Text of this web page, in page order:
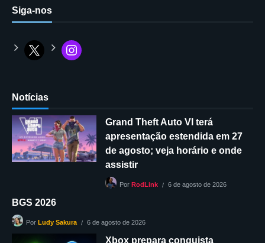
Siga-nos
Notícias
Grand Theft Auto VI terá
apresentação estendida em 27
de agosto; veja horário e onde
assistir
Por RodLink 6 de agosto de 2026
BGS 2026
Por Ludy Sakura 6 de agosto de 2026
Xbox prepara conquista